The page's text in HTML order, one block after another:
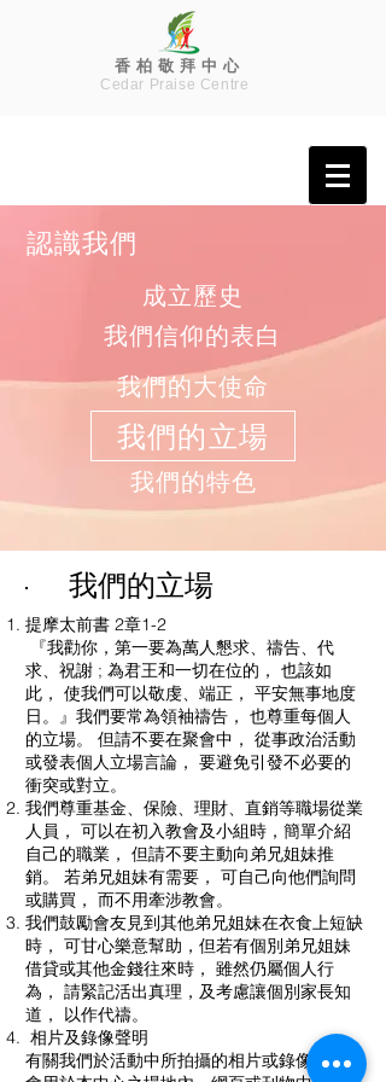
香 柏 敬 拜 中 心
Cedar Praise Centre
認識我們
成立歷史
我們信仰的表白
我們的大使命
我們的立場
我們的特色
我們的立場
提摩太前書 2章1-2
『我勸你，第一要為萬人懇求、禱告、代
求、祝謝 ; 為君王和一切在位的， 也該如
此， 使我們可以敬虔、端正， 平安無事地度
日。』我們要常為領袖禱告， 也尊重每個人
的立場。 但請不要在聚會中， 從事政治活動
或發表個人立場言論， 要避免引發不必要的
衝突或對立。
我們尊重基金、保險、理財、直銷等職場從業
人員， 可以在初入教會及小組時，簡單介紹
自己的職業， 但請不要主動向弟兄姐妹推
銷。 若弟兄姐妹有需要， 可自己向他們詢問
或購買， 而不用牽涉教會。
我們鼓勵會友見到其他弟兄姐妹在衣食上短缺
時， 可甘心樂意幫助，但若有個別弟兄姐妹
借貸或其他金錢往來時， 雖然仍屬個人行
為， 請緊記活出真理，及考慮讓個別家長知
道， 以作代禱。
相片及錄像聲明
有關我們於活動中所拍攝的相片或錄像，可能